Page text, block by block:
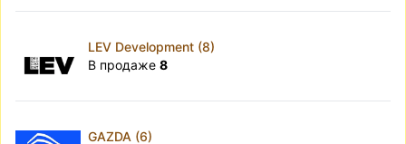
LEV Development (8)
В продаже 8
GAZDA (6)